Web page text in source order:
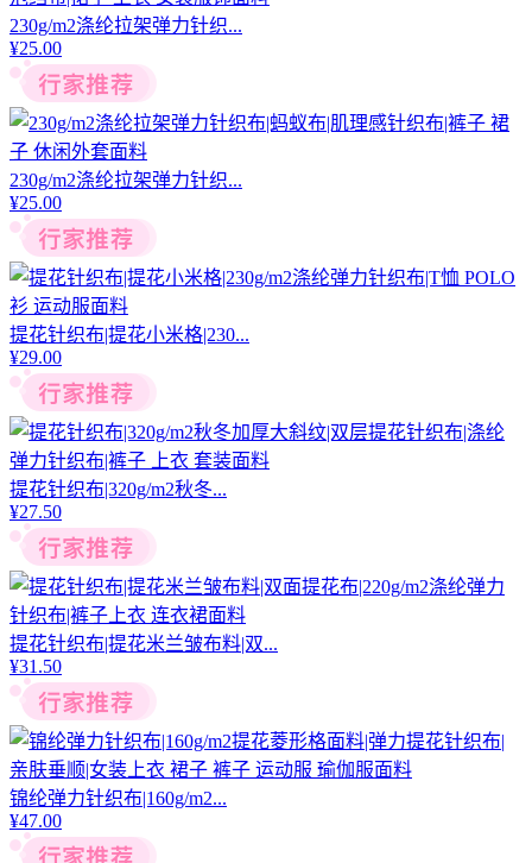
230g/m2涤纶拉架弹力针织...
¥25.00
230g/m2涤纶拉架弹力针织...
¥25.00
提花针织布|提花小米格|230...
¥29.00
提花针织布|320g/m2秋冬...
¥27.50
提花针织布|提花米兰皱布料|双...
¥31.50
锦纶弹力针织布|160g/m2...
¥47.00